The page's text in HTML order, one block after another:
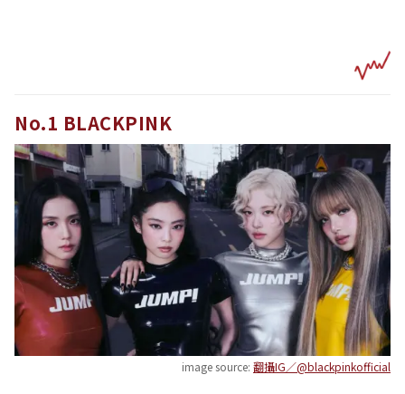
No.1 BLACKPINK
image source: 翻攝IG／@blackpinkofficial